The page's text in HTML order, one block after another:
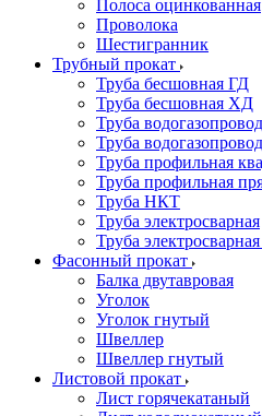
Полоса оцинкованная
Проволока
Шестигранник
Трубный прокат
Труба бесшовная ГД
Труба бесшовная ХД
Труба
Труба
Труба профильная
Труба профильная
Труба НКТ
Труба электросварная
Труба
Фасонный прокат
Балка двутавровая
Уголок
Уголок гнутый
Швеллер
Швеллер гнутый
Листовой прокат
Лист горячекатаный